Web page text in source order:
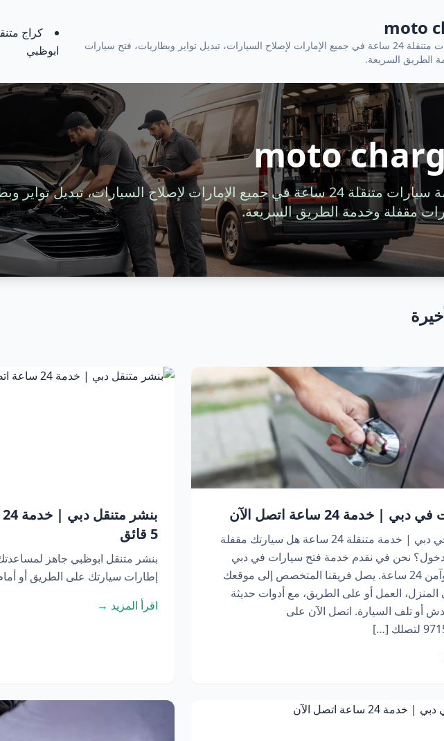
moto
خدمة سيارات متنقلة 24 ساعة في جميع الإمارات لإصلاح السيارات، تبديل تواير وبطاريات، فتح سيارات
الطريق السريعة.
كراج
ابوظبي
moto
خدمة سيارات متنقلة 24 ساعة في جميع الإمارات لإصلاح السيارات، تبديل
مقفلة وخدمة الطريق السريعة.
| خدمة 24 ساعة اتصل الآن
فتح سيارات في دبي | خدمة متنقلة 24 ساعة هل سيارتك مقفلة
نحن في نقدم خدمة فتح سيارات في دبي
بشكل سريع وآمن 24 ساعة. يصل فريقنا المتخصص إلى موقعك
العمل أو على الطريق، مع أدوات حديثة
أو تلف السيارة. اتصل الآن على
5 قائق
بنشر متنقل ابوظبي جاهز
إطارات سيارتك على الطريق أو
اقرأ المزيد →